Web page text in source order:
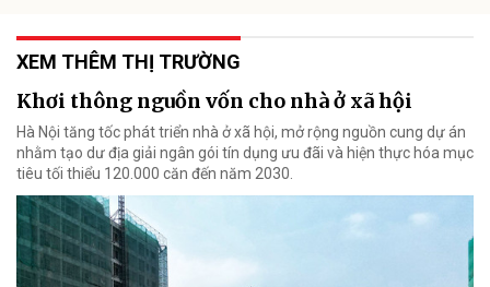
XEM THÊM THỊ TRƯỜNG
Khơi thông nguồn vốn cho nhà ở xã hội
Hà Nội tăng tốc phát triển nhà ở xã hội, mở rộng nguồn cung dự án
nhằm tạo dư địa giải ngân gói tín dụng ưu đãi và hiện thực hóa mục
tiêu tối thiểu 120.000 căn đến năm 2030.